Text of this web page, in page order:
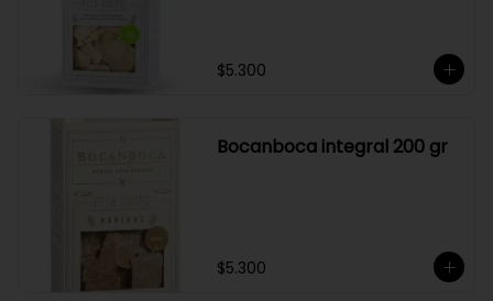
$5.300
Bocanboca integral 200 gr
$5.300